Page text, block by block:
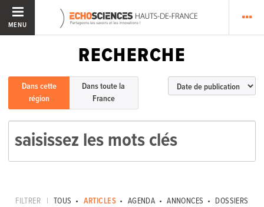
MENU
RECHERCHE
Dans cette
région
Dans toute la
France
FILTRER | TOUS ARTICLES AGENDA ANNONCES DOSSIERS